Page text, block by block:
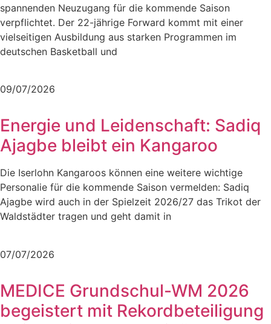
spannenden Neuzugang für die kommende Saison
verpflichtet. Der 22-jährige Forward kommt mit einer
vielseitigen Ausbildung aus starken Programmen im
deutschen Basketball und
09/07/2026
Energie und Leidenschaft: Sadiq
Ajagbe bleibt ein Kangaroo
Die Iserlohn Kangaroos können eine weitere wichtige
Personalie für die kommende Saison vermelden: Sadiq
Ajagbe wird auch in der Spielzeit 2026/27 das Trikot der
Waldstädter tragen und geht damit in
07/07/2026
MEDICE Grundschul-WM 2026
begeistert mit Rekordbeteiligung